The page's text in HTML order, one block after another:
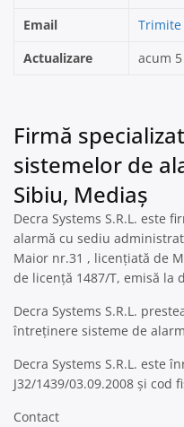
Email
Trimite
Actualizare
acum
Firmă
sistemelor de
Sibiu, Mediaş
Decra Systems S.R.L. este
alarmă cu sediu
Maior nr.31 , licențiată de
de licență 1487/T, emisă la
Decra Systems S.R.L.
întreținere sisteme de
Decra Systems S.R.L. este
J32/1439/03.09.2008 și cod
Contact